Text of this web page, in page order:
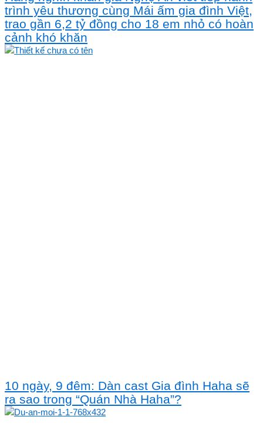
trình yêu thương cùng Mái ấm gia đình Việt,
trao gần 6,2 tỷ đồng cho 18 em nhỏ có hoàn
cảnh khó khăn
10 ngày, 9 đêm: Dàn cast Gia đình Haha sẽ
ra sao trong “Quán Nhà Haha”?